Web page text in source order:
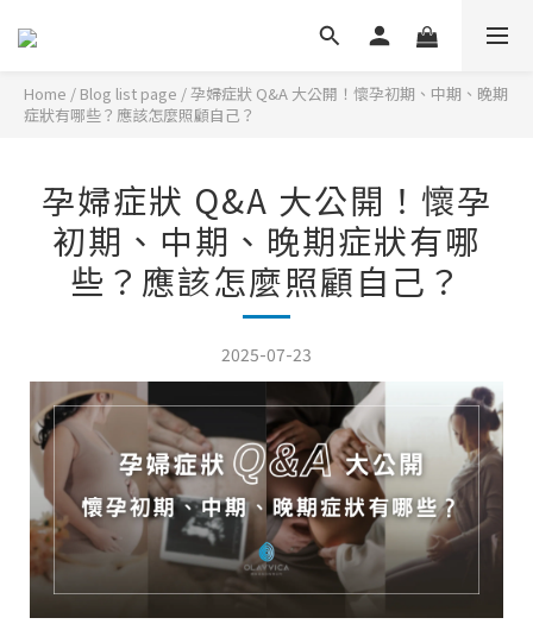
Home / Blog list page /孕婦症狀 Q&A 大公開！懷孕初期、中期、晚期
症狀有哪些？應該怎麼照顧自己？
孕婦症狀 Q&A 大公開！懷孕
初期、中期、晚期症狀有哪
些？應該怎麼照顧自己？
2025-07-23